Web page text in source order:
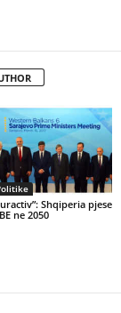
Shqiperia pjese
ne 2050